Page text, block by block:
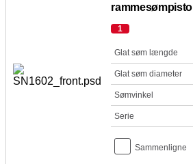
rammesømpistol
1
Glat søm længde
Glat søm diameter
Sømvinkel
Serie
Sammenligne